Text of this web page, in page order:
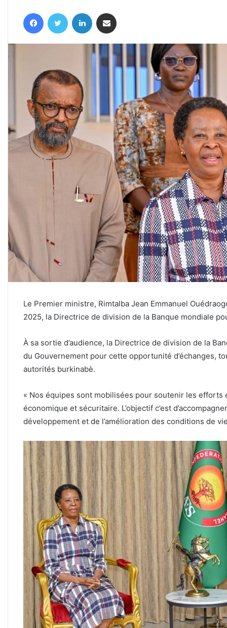
FacebookTwitter Linkedin
Le Premier ministre, Rimtalba Jean Emmanuel
2025, la Directrice de division de la Banque mondiale
À sa sortie d’audience, la Directrice de division de la
du Gouvernement pour cette opportunité d’échanges,
autorités burkinabè.
« Nos équipes sont mobilisées pour soutenir les efforts
économique et sécuritaire. L’objectif c’est
développement et de l’amélioration des conditions de